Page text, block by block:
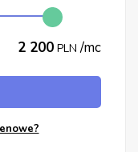
2 200 PLN /mc